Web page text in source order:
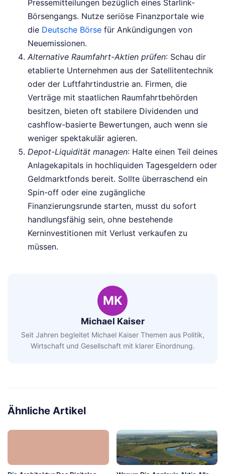
Pressemitteilungen bezüglich eines Starlink-
Börsengangs. Nutze seriöse Finanzportale wie
die Deutsche Börse für Ankündigungen von
Neuemissionen.
Alternative Raumfahrt-Aktien prüfen: Schau dir
etablierte Unternehmen aus der Satellitentechnik
oder der Luftfahrtindustrie an. Firmen, die
Verträge mit staatlichen Raumfahrtbehörden
besitzen, bieten oft stabilere Dividenden und
cashflow-basierte Bewertungen, auch wenn sie
weniger spektakulär agieren.
Depot-Liquidität managen: Halte einen Teil deines
Anlagekapitals in hochliquiden Tagesgeldern oder
Geldmarktfonds bereit. Sollte überraschend ein
Spin-off oder eine zugängliche
Finanzierungsrunde starten, musst du sofort
handlungsfähig sein, ohne bestehende
Kerninvestitionen mit Verlust verkaufen zu
müssen.
MK
Michael Kaiser
Seit Jahren begleitet Michael Kaiser Themen aus Politik,
Wirtschaft und Gesellschaft mit klarer Einordnung.
Ähnliche Artikel